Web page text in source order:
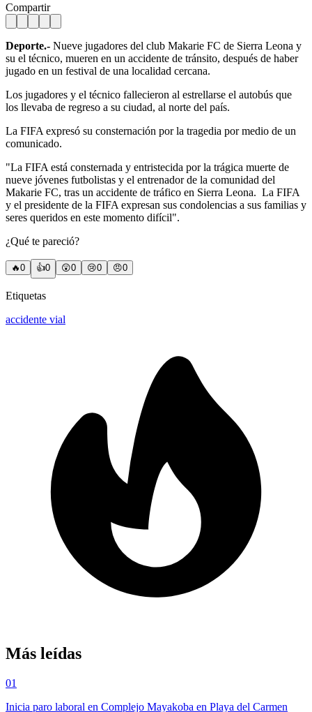
Compartir
Deporte.- Nueve jugadores del club Makarie FC de Sierra Leona y
su el técnico, mueren en un accidente de tránsito, después de haber
jugado en un festival de una localidad cercana.
Los jugadores y el técnico fallecieron al estrellarse el autobús que
los llevaba de regreso a su ciudad, al norte del país.
La FIFA expresó su consternación por la tragedia por medio de un
comunicado.
"La FIFA está consternada y entristecida por la trágica muerte de
nueve jóvenes futbolistas y el entrenador de la comunidad del
Makarie FC, tras un accidente de tráfico en Sierra Leona. La FIFA
y el presidente de la FIFA expresan sus condolencias a sus familias y
seres queridos en este momento difícil".
¿Qué te pareció?
🔥0 👍0 😲0 😢0 😠0
Etiquetas
accidente vial
Más leídas
01
Inicia paro laboral en Complejo Mayakoba en Playa del Carmen